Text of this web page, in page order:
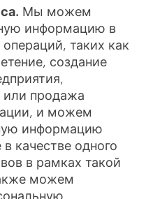
Мы можем
информацию в
таких как
создание
или продажа
и можем
информацию
качестве одного
в рамках такой
можем